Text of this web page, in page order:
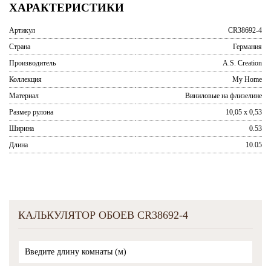
ХАРАКТЕРИСТИКИ
Артикул
CR38692-4
Страна
Германия
Производитель
A.S. Creation
Коллекция
My Home
Материал
Виниловые на флизелине
Размер рулона
10,05 x 0,53
Ширина
0.53
Длина
10.05
КАЛЬКУЛЯТОР ОБОЕВ CR38692-4